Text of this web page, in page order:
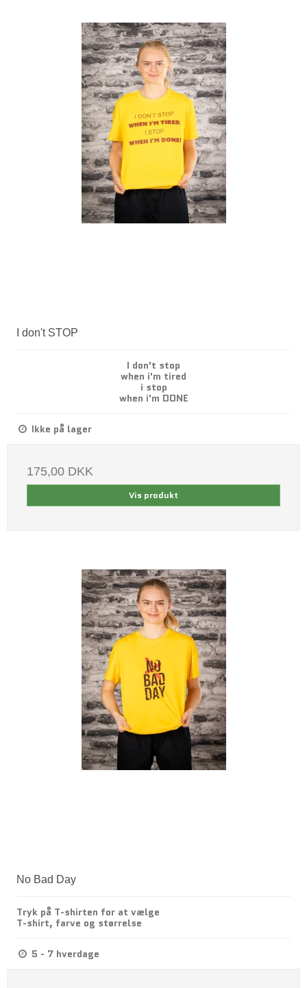
I don't STOP
I don't stop
when i'm tired
i stop
when i'm DONE
Ikke på lager
175,00 DKK
Vis produkt
No Bad Day
Tryk på T-shirten for at vælge
T-shirt, farve og størrelse
5 - 7 hverdage